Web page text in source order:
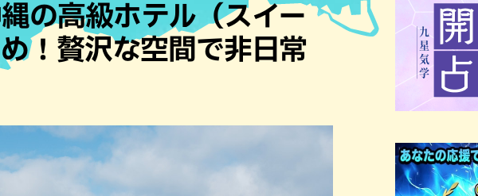
・焼肉 焼鳥・串料理
肉料理 居酒屋・バー
イキング
タコス・タコライス
サウナ 公園
沖縄の海
の高級ホテル（スイー
！贅沢な空間で非日常